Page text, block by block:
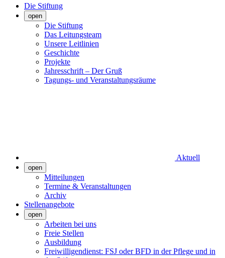
Die Stiftung
open
Die Stiftung
Das Leitungsteam
Unsere Leitlinien
Geschichte
Projekte
Jahresschrift – Der Gruß
Tagungs- und Veranstaltungsräume
Aktuell
open
Mitteilungen
Termine & Veranstaltungen
Archiv
Stellenangebote
open
Arbeiten bei uns
Freie Stellen
Ausbildung
Freiwilligendienst: FSJ oder BFD in der Pflege und in